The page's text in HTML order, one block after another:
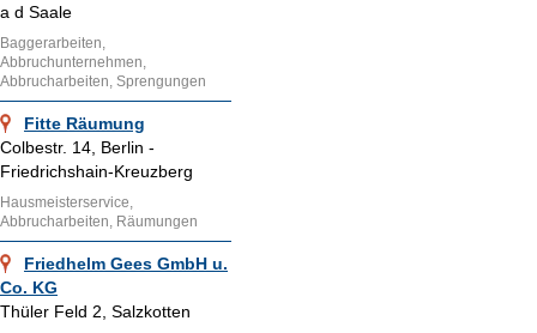
a d Saale
Baggerarbeiten,
Abbruchunternehmen,
Abbrucharbeiten, Sprengungen
Fitte Räumung
Colbestr. 14, Berlin -
Friedrichshain-Kreuzberg
Hausmeisterservice,
Abbrucharbeiten, Räumungen
Friedhelm Gees GmbH u.
Co. KG
Thüler Feld 2, Salzkotten